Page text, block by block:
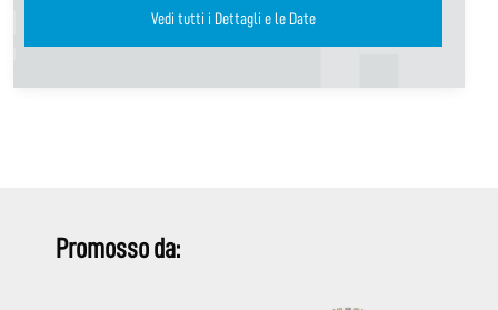
Vedi tutti i Dettagli e le Date
Promosso da: